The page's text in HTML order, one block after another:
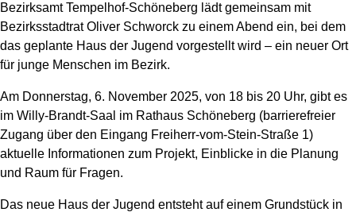
Bezirksamt Tempelhof-Schöneberg lädt gemeinsam mit
Bezirksstadtrat Oliver Schworck zu einem Abend ein, bei dem
das geplante Haus der Jugend vorgestellt wird – ein neuer Ort
für junge Menschen im Bezirk.
Am Donnerstag, 6. November 2025, von 18 bis 20 Uhr, gibt es
im Willy-Brandt-Saal im Rathaus Schöneberg (barrierefreier
Zugang über den Eingang Freiherr-vom-Stein-Straße 1)
aktuelle Informationen zum Projekt, Einblicke in die Planung
und Raum für Fragen.
Das neue Haus der Jugend entsteht auf einem Grundstück in